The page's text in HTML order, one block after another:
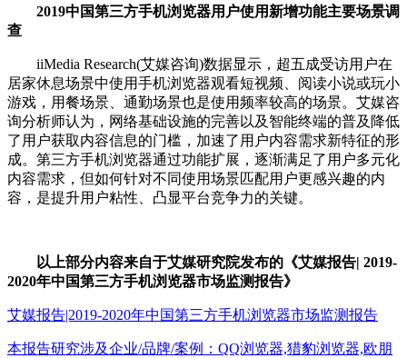
2019中国第三方手机浏览器用户使用新增功能主要场景调
查
iiMedia Research(艾媒咨询)数据显示，超五成受访用户在
居家休息场景中使用手机浏览器观看短视频、阅读小说或玩小
游戏，用餐场景、通勤场景也是使用频率较高的场景。艾媒咨
询分析师认为，网络基础设施的完善以及智能终端的普及降低
了用户获取内容信息的门槛，加速了用户内容需求新特征的形
成。第三方手机浏览器通过功能扩展，逐渐满足了用户多元化
内容需求，但如何针对不同使用场景匹配用户更感兴趣的内
容，是提升用户粘性、凸显平台竞争力的关键。
以上部分内容来自于艾媒研究院发布的《艾媒报告| 2019-
2020年中国第三方手机浏览器市场监测报告》
艾媒报告|2019-2020年中国第三方手机浏览器市场监测报告
本报告研究涉及企业/品牌/案例：QQ浏览器,猎豹浏览器,欧朋